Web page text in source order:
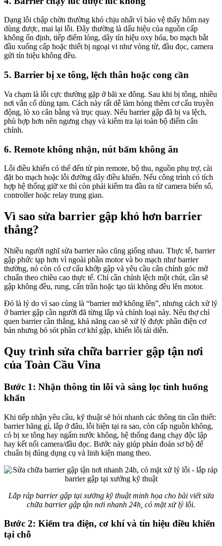
Dạng lỗi chập chờn thường khó chịu nhất vì bảo vệ thấy hôm nay
dùng được, mai lại lỗi. Đây thường là dấu hiệu của nguồn cấp
không ổn định, tiếp điểm lỏng, dây tín hiệu oxy hóa, bo mạch bắt
đầu xuống cấp hoặc thiết bị ngoại vi như vòng từ, đầu đọc, camera
gửi tín hiệu không đều.
5. Barrier bị xe tông, lệch thân hoặc cong cần
Va chạm là lỗi cực thường gặp ở bãi xe đông. Sau khi bị tông, nhiều
nơi vẫn cố dùng tạm. Cách này rất dễ làm hỏng thêm cơ cấu truyền
động, lò xo cân bằng và trục quay. Nếu barrier gập đã bị va lệch,
phù hợp hơn nên ngưng chạy và kiểm tra lại toàn bộ điểm cân
chỉnh.
6. Remote không nhận, nút bấm không ăn
Lỗi điều khiển có thể đến từ pin remote, bộ thu, nguồn phụ trợ, cài
đặt bo mạch hoặc lỗi đường dây điều khiển. Nếu công trình có tích
hợp hệ thống giữ xe thì còn phải kiểm tra đầu ra từ camera biển số,
controller hoặc relay trung gian.
Vì sao sửa barrier gập khó hơn barrier
thẳng?
Nhiều người nghĩ sửa barrier nào cũng giống nhau. Thực tế, barrier
gập phức tạp hơn vì ngoài phần motor và bo mạch như barrier
thường, nó còn có cơ cấu khớp gập và yêu cầu cân chỉnh góc mở
chuẩn theo chiều cao thực tế. Chỉ cần chỉnh lệch một chút, cần sẽ
gập không đều, rung, cấn trần hoặc tạo tải không đều lên motor.
Đó là lý do vì sao cùng là “barrier mở không lên”, nhưng cách xử lý
ở barrier gập cần người đã từng lắp và chỉnh loại này. Nếu thợ chỉ
quen barrier cần thẳng, khả năng cao sẽ xử lý được phần điện cơ
bản nhưng bỏ sót phần cơ khí gập, khiến lỗi tái diễn.
Quy trình sửa chữa barrier gập tận nơi
của Toàn Cầu Vina
Bước 1: Nhận thông tin lỗi và sàng lọc tình huống
khẩn
Khi tiếp nhận yêu cầu, kỹ thuật sẽ hỏi nhanh các thông tin cần thiết:
barrier hãng gì, lắp ở đâu, lỗi hiện tại ra sao, còn cấp nguồn không,
có bị xe tông hay ngấm nước không, hệ thống đang chạy độc lập
hay kết nối camera/đầu đọc. Bước này giúp phán đoán sơ bộ để
chuẩn bị đúng dụng cụ và linh kiện mang theo.
Lắp ráp barrier gập tại xưởng kỹ thuật minh họa cho bài viết sửa
chữa barrier gập tận nơi nhanh 24h, có mặt xử lý lỗi.
Bước 2: Kiểm tra điện, cơ khí và tín hiệu điều khiển
tại chỗ